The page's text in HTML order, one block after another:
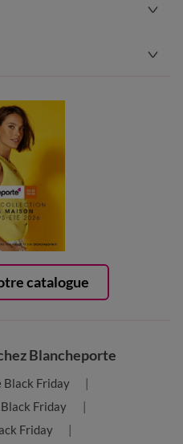
catalogue
Blancheporte
Black Friday
Friday
Friday